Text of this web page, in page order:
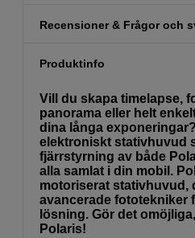
Recensioner & Frågor och
Produktinfo
Vill du skapa timelapse,
panorama eller helt
dina långa
elektroniskt stativhuvud
fjärrstyrning av både
alla samlat i din mobil.
motoriserat stativhuvud,
avancerade fototekniker
lösning. Gör det
Polaris!